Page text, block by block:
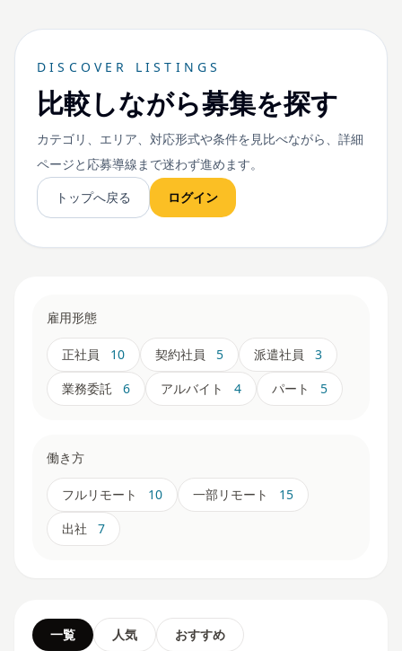
DISCOVER LISTINGS
比較しながら募集を探す
カテゴリ、エリア、対応形式や条件を見比べながら、詳細
ページと応募導線まで迷わず進めます。
トップへ戻る
ログイン
雇用形態
正社員 10 契約社員 5 派遣社員
3
業務委託
6 アルバイト 4 パート 5
働き方
フルリモート 10 一部リモート
15
出社
7
一覧 人気
おすすめ